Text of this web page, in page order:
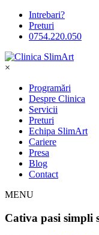
Intrebari?
Preturi
0754.220.050
×
Programări
Despre Clinica
Servicii
Preturi
Echipa SlimArt
Cariere
Presa
Blog
Contact
MENU
Cativa pasi simpli